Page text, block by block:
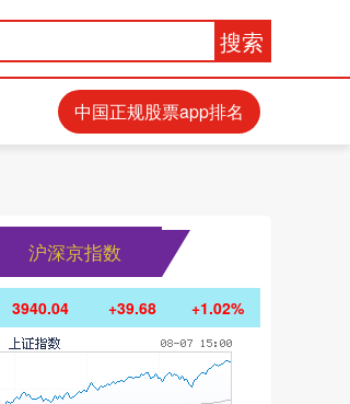
搜索
中国正规股票app排名
沪深京指数
3940.04 +39.68 +1.02%